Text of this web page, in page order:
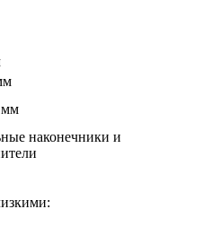
наконечники и